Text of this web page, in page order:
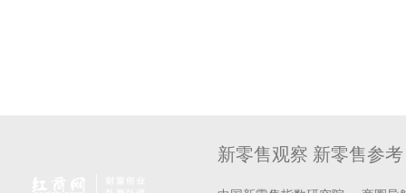
新零售观察 新零售参